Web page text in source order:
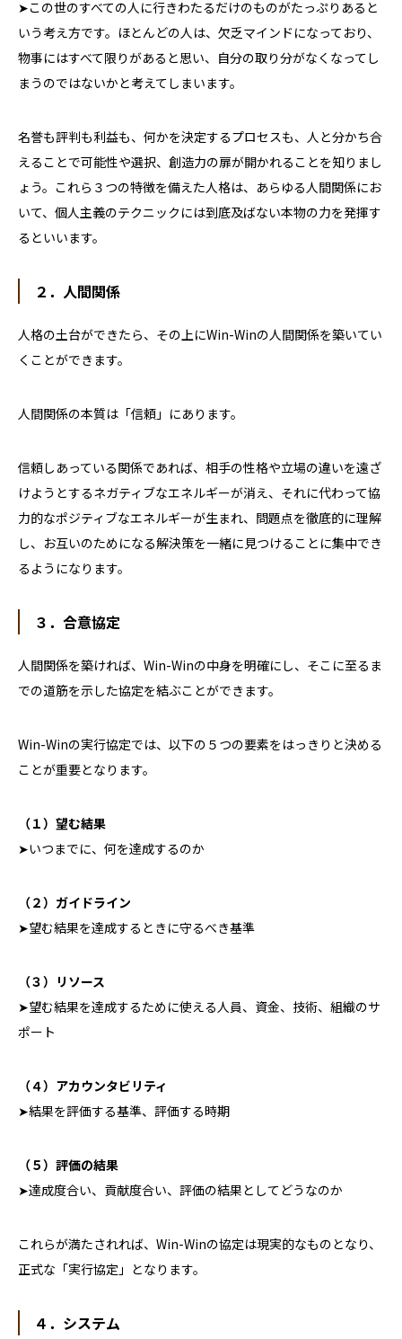
➤この世のすべての人に行きわたるだけのものがたっぷりあると
いう考え方です。ほとんどの人は、欠乏マインドになっており、
物事にはすべて限りがあると思い、自分の取り分がなくなってし
まうのではないかと考えてしまいます。
名誉も評判も利益も、何かを決定するプロセスも、人と分かち合
えることで可能性や選択、創造力の扉が開かれることを知りまし
ょう。これら３つの特徴を備えた人格は、あらゆる人間関係にお
いて、個人主義のテクニックには到底及ばない本物の力を発揮す
るといいます。
２．人間関係
人格の土台ができたら、その上にWin-Winの人間関係を築いてい
くことができます。
人間関係の本質は「信頼」にあります。
信頼しあっている関係であれば、相手の性格や立場の違いを遠ざ
けようとするネガティブなエネルギーが消え、それに代わって協
力的なポジティブなエネルギーが生まれ、問題点を徹底的に理解
し、お互いのためになる解決策を一緒に見つけることに集中でき
るようになります。
３．合意協定
人間関係を築ければ、 Win-Winの中身を明確にし、そこに至るま
での道筋を示した協定を結ぶことができます。
Win-Winの実行協定では、以下の５つの要素をはっきりと決める
ことが重要となります。
（１）望む結果
➤いつまでに、何を達成するのか
（２）ガイドライン
➤望む結果を達成するときに守るべき基準
（３）リソース
➤望む結果を達成するために使える人員、資金、技術、組織のサ
ポート
（４）アカウンタビリティ
➤結果を評価する基準、評価する時期
（５）評価の結果
➤達成度合い、貢献度合い、評価の結果としてどうなのか
これらが満たされれば、 Win-Winの協定は現実的なものとなり、
正式な「実行協定」となります。
４．システム